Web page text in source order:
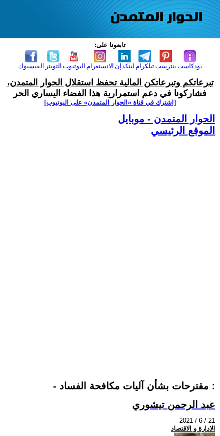
تابعونا على:
الفيسبوك التويتر اليوتيوب الانستغرام لينكدإن تيلكرامبنترست بودكاست
تبرعاتكم وتبرعاتكن المالية تحفظ استقلال الحوار المتمدن،
فشاركونا في دعم استمرارية هذا الفضاء اليساري الحر
[اشترك في قناة ‫«الحوار المتمدن» على اليوتيوب]
الحوار المتمدن - موبايل
الموقع الرئيسي
- مقترحات بشأن آليات مكافحة الفساد :
عبد الرحمن تيشوري
2021 / 6 / 21
الادارة و الاقتصاد